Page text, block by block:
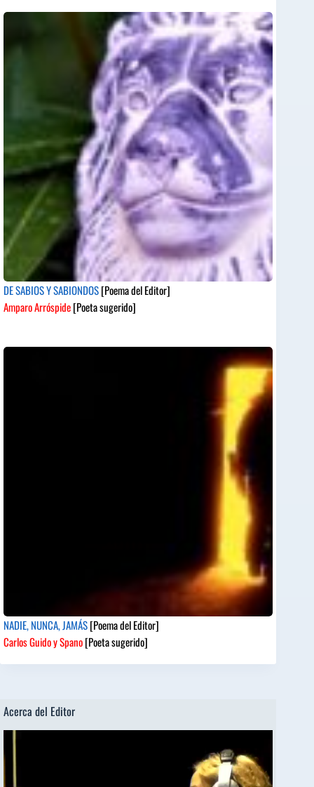
DE SABIOS Y SABIONDOS[Poema del Editor]
Amparo Arróspide[Poeta sugerido]
NADIE, NUNCA, JAMÁS[Poema del Editor]
Carlos Guido y Spano[Poeta sugerido]
Acerca del Editor
de
vídeo